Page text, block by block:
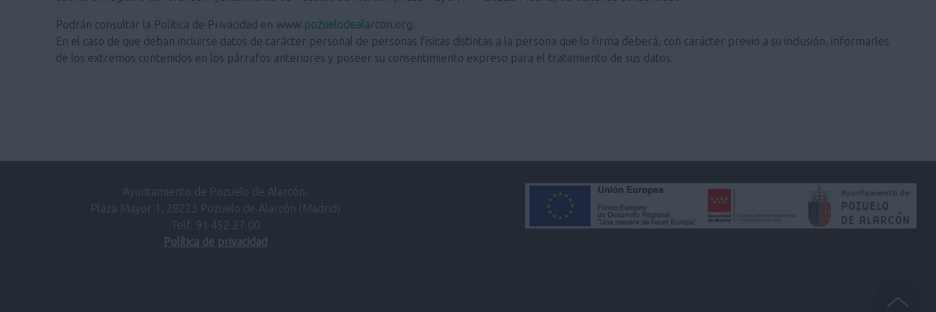
Podrán consultar la Política de Privacidad en www.pozuelodealarcon.org.
En el caso de que deban incluirse datos de carácter personal de personas físicas distintas a la persona que lo firma deberá, con carácter previo a su inclusión, informarles
de los extremos contenidos en los párrafos anteriores y poseer su consentimiento expreso para el tratamiento de sus datos.
Ayuntamiento de Pozuelo de Alarcón.
Plaza Mayor 1, 28223 Pozuelo de Alarcón (Madrid)
Telf. 91 452 27 00
Política de privacidad